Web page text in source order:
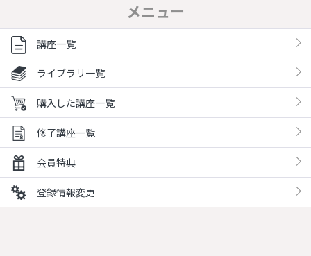
メニュー
講座一覧
ライブラリ一覧
購入した講座一覧
修了講座一覧
会員特典
登録情報変更